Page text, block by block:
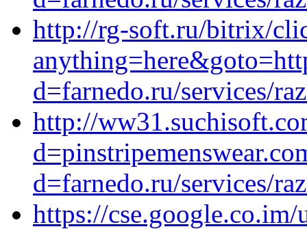
http://rg-soft.ru/bitrix/
d=farnedo.ru/services/
http://
d=farnedo.ru/services/
https://cse.google.co.im/